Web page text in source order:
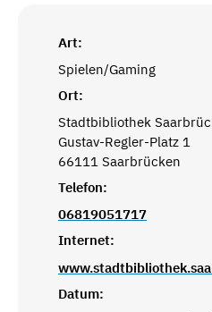
Art:
Spielen/Gaming
Ort:
Stadtbibliothek
Gustav-Regler-Platz 1
66111 Saarbrücken
Telefon:
06819051717
Internet:
Datum: